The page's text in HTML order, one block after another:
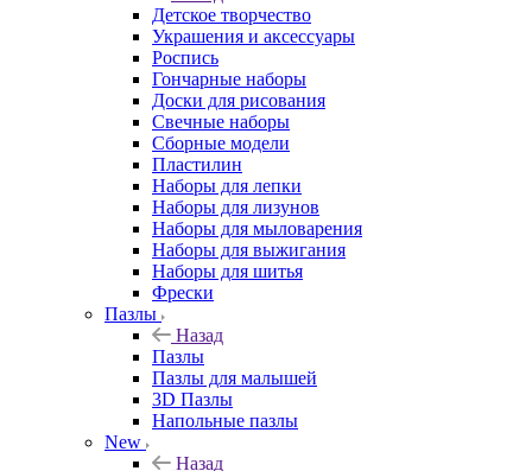
Детское творчество
Украшения и аксессуары
Роспись
Гончарные наборы
Доски для рисования
Свечные наборы
Сборные модели
Пластилин
Наборы для лепки
Наборы для лизунов
Наборы для мыловарения
Наборы для выжигания
Наборы для шитья
Фрески
Пазлы
Назад
Пазлы
Пазлы для малышей
3D Пазлы
Напольные пазлы
New
Назад